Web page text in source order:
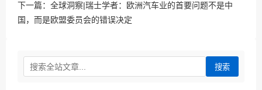
下一篇： 全球洞察|瑞士学者：欧洲汽车业的首要问题不是中
国，而是欧盟委员会的错误决定
搜索